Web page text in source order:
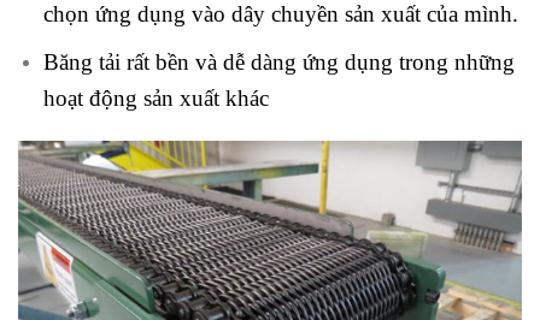
chọn ứng dụng vào dây chuyền sản xuất của mình.
Băng tải rất bền và dễ dàng ứng dụng trong những
hoạt động sản xuất khác